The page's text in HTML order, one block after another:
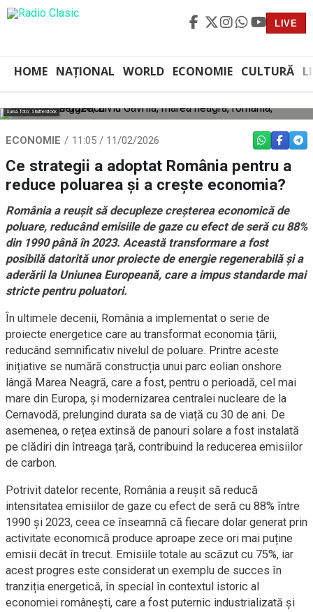
LIVE
HOME NAȚIONAL WORLD ECONOMIE CULTURĂ
Sursă foto: Shutterstock
ECONOMIE 11:05 / 11/02/2026 WHATSAPP
Ce strategii a adoptat România pentru a
reduce poluarea și a crește economia?
România a reușit să decupleze creșterea economică de
poluare, reducând emisiile de gaze cu efect de seră cu 88%
din 1990 până în 2023. Această transformare a fost
posibilă datorită unor proiecte de energie regenerabilă și a
aderării la Uniunea Europeană, care a impus standarde mai
stricte pentru poluatori.
În ultimele decenii, România a implementat o serie de
proiecte energetice care au transformat economia țării,
reducând semnificativ nivelul de poluare. Printre aceste
inițiative se numără construcția unui parc eolian onshore
lângă Marea Neagră, care a fost, pentru o perioadă, cel mai
mare din Europa, și modernizarea centralei nucleare de la
Cernavodă, prelungind durata sa de viață cu 30 de ani. De
asemenea, o rețea extinsă de panouri solare a fost instalată
pe clădiri din întreaga țară, contribuind la reducerea emisiilor
de carbon.
Potrivit datelor recente, România a reușit să reducă
intensitatea emisiilor de gaze cu efect de seră cu 88% între
1990 și 2023, ceea ce înseamnă că fiecare dolar generat prin
activitate economică produce aproape zece ori mai puține
emisii decât în trecut. Emisiile totale au scăzut cu 75%, iar
acest progres este considerat un exemplu de succes în
tranziția energetică, în special în contextul istoric al
economiei românești, care a fost puternic industrializată și